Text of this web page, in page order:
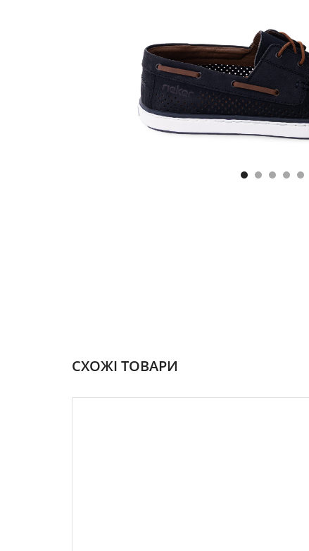
СХОЖІ ТОВАРИ